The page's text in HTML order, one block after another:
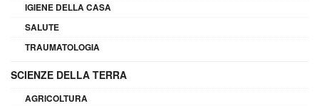
IGIENE DELLA CASA
SALUTE
TRAUMATOLOGIA
SCIENZE DELLA TERRA
AGRICOLTURA